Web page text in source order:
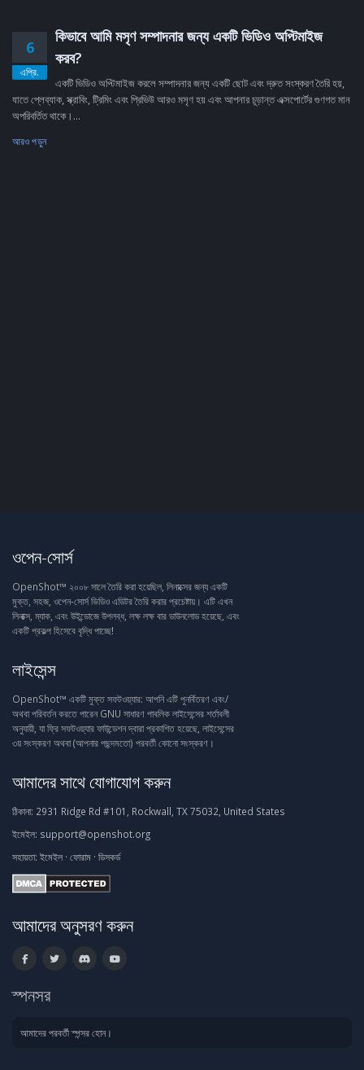
6
এপ্রি.
কিভাবে আমি মসৃণ সম্পাদনার জন্য একটি ভিডিও অপ্টিমাইজ
করব?
একটি ভিডিও অপ্টিমাইজ করলে সম্পাদনার জন্য একটি ছোট এবং দ্রুত সংস্করণ তৈরি হয়,
যাতে প্লেব্যাক, স্ক্রাবিং, ট্রিমিং এবং প্রিভিউ আরও মসৃণ হয় এবং আপনার চূড়ান্ত এক্সপোর্টের গুণগত মান
অপরিবর্তিত থাকে।...
আরও পড়ুন
ওপেন-সোর্স
OpenShot™ ২০০৮ সালে তৈরি করা হয়েছিল, লিনাক্সের জন্য একটি
মুক্ত, সহজ, ওপেন-সোর্স ভিডিও এডিটর তৈরি করার প্রচেষ্টায়। এটি এখন
লিনাক্স, ম্যাক, এবং উইন্ডোজে উপলব্ধ, লক্ষ লক্ষ বার ডাউনলোড হয়েছে, এবং
একটি প্রকল্প হিসেবে বৃদ্ধি পাচ্ছে!
লাইসেন্স
OpenShot™ একটি মুক্ত সফটওয়্যার: আপনি এটি পুনর্বিতরণ এবং/
অথবা পরিবর্তন করতে পারেন GNU সাধারণ পাবলিক লাইসেন্সের শর্তাবলী
অনুযায়ী, যা ফ্রি সফটওয়্যার ফাউন্ডেশন দ্বারা প্রকাশিত হয়েছে, লাইসেন্সের
৩য় সংস্করণ অথবা (আপনার পছন্দমতো) পরবর্তী কোনো সংস্করণ।
আমাদের সাথে যোগাযোগ করুন
ঠিকানা: 2931 Ridge Rd #101, Rockwall, TX 75032, United States
ইমেইল: support@openshot.org
সহায়তা: ইমেইল · ফোরাম · ডিসকর্ড
আমাদের অনুসরণ করুন
স্পনসর
আমাদের পরবর্তী স্পন্সর হোন।